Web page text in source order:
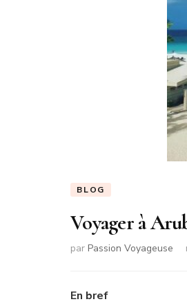
BLOG
Voyager à
par Passion Voyageuse
En bref